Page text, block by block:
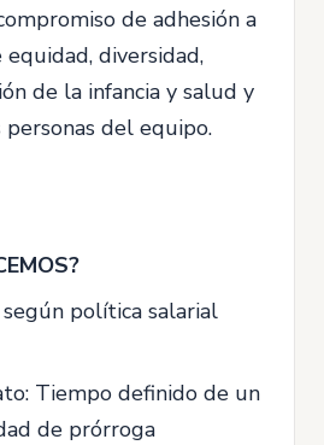
de adhesión a
diversidad,
de la infancia y salud y
del equipo.
política salarial
Tiempo definido de un
de prórroga